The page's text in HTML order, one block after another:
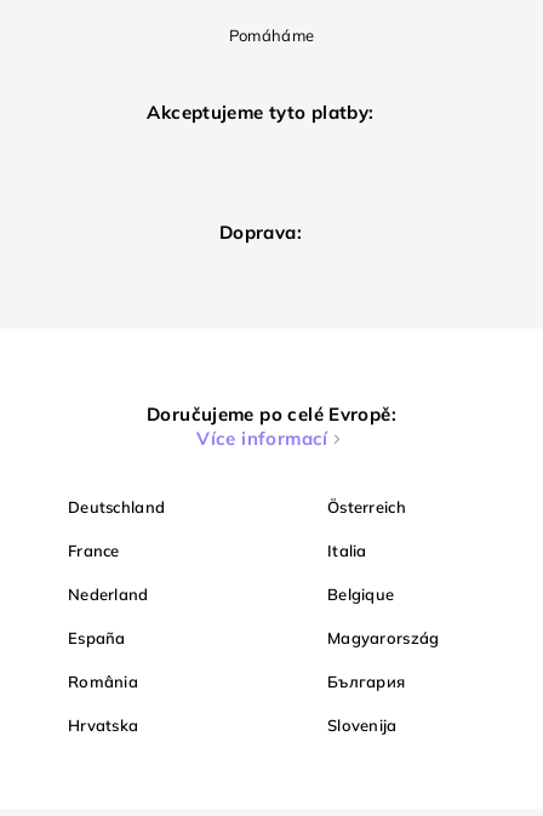
Pomáháme
Akceptujeme tyto platby:
Doprava:
Doručujeme po celé Evropě:
Více informací
Deutschland Österreich
France Italia
Nederland Belgique
España Magyarország
România България
Hrvatska Slovenija